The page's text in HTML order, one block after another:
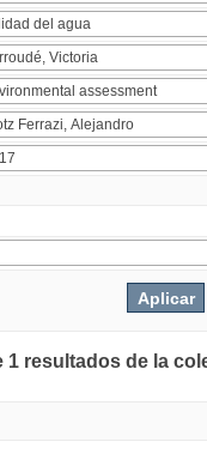
1 resultados de la